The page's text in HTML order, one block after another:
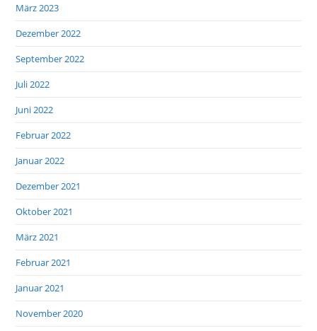
März 2023
Dezember 2022
September 2022
Juli 2022
Juni 2022
Februar 2022
Januar 2022
Dezember 2021
Oktober 2021
März 2021
Februar 2021
Januar 2021
November 2020